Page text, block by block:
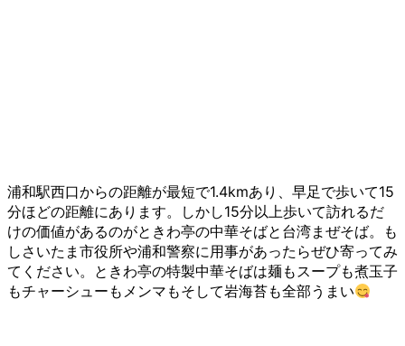
浦和駅西口からの距離が最短で1.4kmあり、早足で歩いて15
分ほどの距離にあります。しかし15分以上歩いて訪れるだ
けの価値があるのがときわ亭の中華そばと台湾まぜそば。も
しさいたま市役所や浦和警察に用事があったらぜひ寄ってみ
てください。 ときわ亭の特製中華そばは麺もスープも煮玉子
もチャーシューもメンマもそして岩海苔も全部うまい